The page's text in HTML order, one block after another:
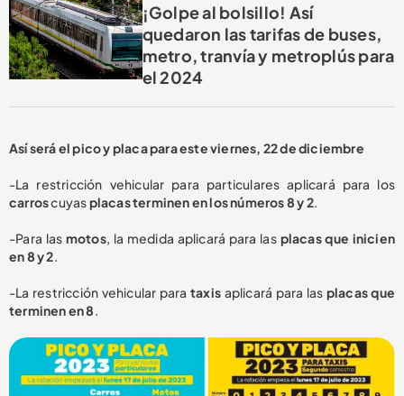
¡Golpe al bolsillo! Así
quedaron las tarifas de buses,
metro, tranvía y metroplús para
el 2024
Así será el pico y placa para este viernes, 22 de diciembre
-La restricción vehicular para particulares aplicará para los
carroscuyasplacas terminen en los números 8 y 2.
-Para las motos, la medida aplicará para las placas que inicien
en 8 y 2.
-La restricción vehicular parataxis aplicará para las placas que
terminen en 8.